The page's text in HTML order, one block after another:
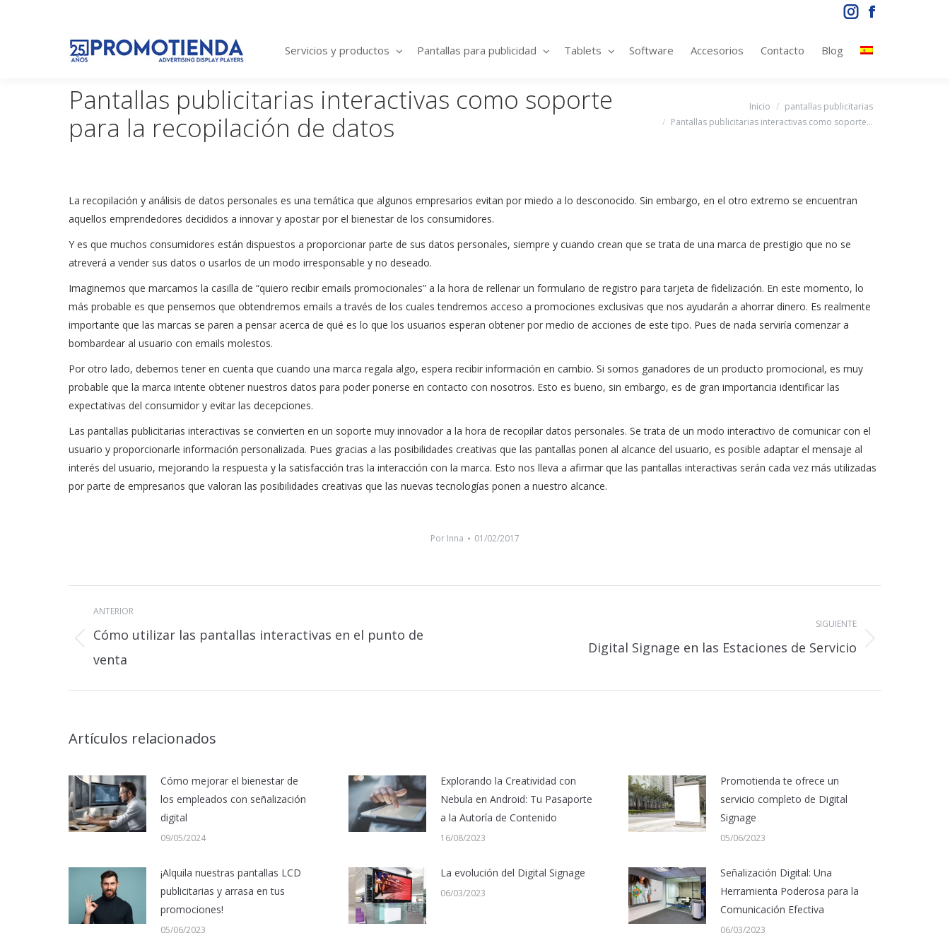
Instagram
opens
window
Facebook
opens
window
Servicios y productos Pantallas para publicidad Tablets Software Accesorios Contacto Blog
Pantallas publicitarias interactivas como soporte
para la recopilación de datos
Inicio
pantallas publicitarias
Pantallas publicitarias interactivas como soporte…
La recopilación y análisis de datos personales es una temática que algunos empresarios evitan por miedo a lo desconocido. Sin embargo, en el otro extremo se encuentran
aquellos emprendedores decididos a innovar y apostar por el bienestar de los consumidores.
Y es que muchos consumidores están dispuestos a proporcionar parte de sus datos personales, siempre y cuando crean que se trata de una marca de prestigio que no se
atreverá a vender sus datos o usarlos de un modo irresponsable y no deseado.
Imaginemos que marcamos la casilla de “quiero recibir emails promocionales” a la hora de rellenar un formulario de registro para tarjeta de fidelización. En este momento, lo
más probable es que pensemos que obtendremos emails a través de los cuales tendremos acceso a promociones exclusivas que nos ayudarán a ahorrar dinero. Es realmente
importante que las marcas se paren a pensar acerca de qué es lo que los usuarios esperan obtener por medio de acciones de este tipo. Pues de nada serviría comenzar a
bombardear al usuario con emails molestos.
Por otro lado, debemos tener en cuenta que cuando una marca regala algo, espera recibir información en cambio. Si somos ganadores de un producto promocional, es muy
probable que la marca intente obtener nuestros datos para poder ponerse en contacto con nosotros. Esto es bueno, sin embargo, es de gran importancia identificar las
expectativas del consumidor y evitar las decepciones.
Las pantallas publicitarias interactivas se convierten en un soporte muy innovador a la hora de recopilar datos personales. Se trata de un modo interactivo de comunicar con el
usuario y proporcionarle información personalizada. Pues gracias a las posibilidades creativas que las pantallas ponen al alcance del usuario, es posible adaptar el mensaje al
interés del usuario, mejorando la respuesta y la satisfacción tras la interacción con la marca. Esto nos lleva a afirmar que las pantallas interactivas serán cada vez más utilizadas
por parte de empresarios que valoran las posibilidades creativas que las nuevas tecnologías ponen a nuestro alcance.
Por Inna 01/02/2017
entre
publicaciones
ANTERIOR
anterior:
Cómo utilizar las pantallas interactivas en el punto de
venta
SIGUIENTE
Digital Signage en las Estaciones de Servicio
Artículos relacionados
Cómo mejorar el bienestar de
los empleados con señalización
digital
09/05/2024
Explorando la Creatividad con
Nebula en Android: Tu Pasaporte
a la Autoría de Contenido
16/08/2023
Promotienda te ofrece un
servicio completo de Digital
Signage
05/06/2023
¡Alquila nuestras pantallas LCD
publicitarias y arrasa en tus
promociones!
05/06/2023
La evolución del Digital Signage
06/03/2023
Señalización Digital: Una
Herramienta Poderosa para la
Comunicación Efectiva
06/03/2023